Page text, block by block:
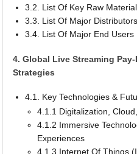
3.2. List Of Key Raw
3.3. List Of Major
3.4. List Of Major End Users
4. Global Live Streaming
Strategies
4.1. Key Technologies &
4.1.1 Digitalization,
4.1.2 Immersive
Experiences
4.1.3 Internet Of Things